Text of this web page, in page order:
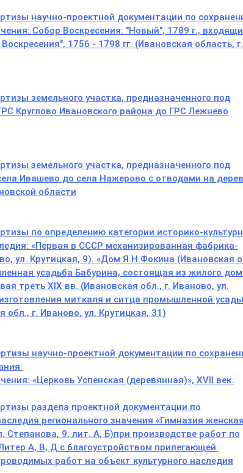
научно-проектной документации по
Собор Воскресения: "Новый", 1789 г.,
1756 - 1798 гг. (Ивановская область, г.
земельного участка, предназначенного под
Круглово Ивановского района до ГРС Лежнево
земельного участка, предназначенного под
Ивашево до села Нажерово с отводами на
области
по определению категории историко-
«Первая в СССР механизированная фабрика-
ул. Крутицкая, 9). «Дом Я.Н.Фокина (Ивановская
усадьба Бабурина, состоящая из жилого
треть XIX вв. (Ивановская обл., г. Иваново, ул.
миткаля и ситца промышленной
обл., г. Иваново, ул. Крутицкая, 31)
научно-проектной документации по
«Церковь Успенская (деревянная)», XVII век.
раздела проектной документации по
регионального значения «Гимназия
Степанова, 9, лит. А, Б)при производстве работ по
А, В, Д с благоустройством прилегающей
работ на объект культурного наследия